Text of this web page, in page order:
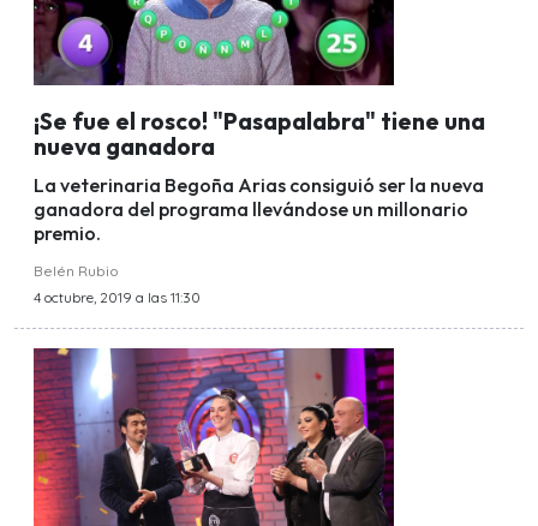
¡Se fue el rosco! "Pasapalabra" tiene una
nueva ganadora
La veterinaria Begoña Arias consiguió ser la nueva
ganadora del programa llevándose un millonario
premio.
Belén Rubio
4 octubre, 2019 a las 11:30